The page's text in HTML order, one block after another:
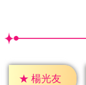
★ 楊光友